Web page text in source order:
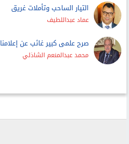
التيار الساحب وتأملات غريق
عماد عبداللطيف
صرح علمى كبير غائب عن إعلامنا
محمد عبدالمنعم الشاذلي